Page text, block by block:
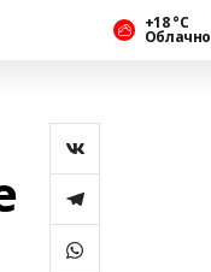
+18 °С
Облачно